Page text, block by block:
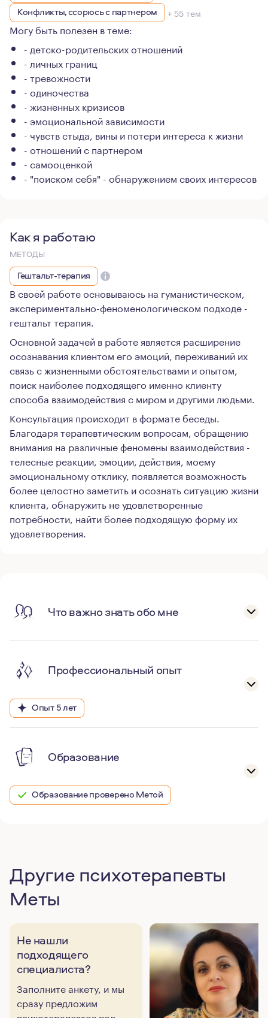
Конфликты, ссорюсь с партнером
+ 55 тем
Могу быть полезен в теме:
- детско-родительских отношений
- личных границ
- тревожности
- одиночества
- жизненных кризисов
- эмоциональной зависимости
- чувств стыда, вины и потери интереса к жизни
- отношений с партнером
- самооценкой
- "поиском себя" - обнаружением своих интересов
Как я работаю
МЕТОДЫ
Гештальт-терапия
В своей работе основываюсь на гуманистическом,
экспериментально-феноменологическом подходе -
гештальт терапия.
Основной задачей в работе является расширение
осознавания клиентом его эмоций, переживаний их
связь с жизненными обстоятельствами и опытом,
поиск наиболее подходящего именно клиенту
способа взаимодействия с миром и другими людьми.
Консультация происходит в формате беседы.
Благодаря терапевтическим вопросам, обращению
внимания на различные феномены взаимодействия -
телесные реакции, эмоции, действия, моему
эмоциональному отклику, появляется возможность
более целостно заметить и осознать ситуацию жизни
клиента, обнаружить не удовлетворенные
потребности, найти более подходящую форму их
удовлетворения.
Что важно знать обо мне
Профессиональный опыт
Опыт 5 лет
Образование
Образование проверено Метой
Другие психотерапевты
Меты
Не нашли
подходящего
специалиста?
Заполните анкету, и мы
сразу предложим